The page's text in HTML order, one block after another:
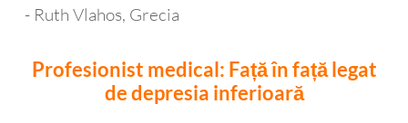
- Ruth Vlahos, Grecia
Profesionist medical: Față în față legat
de depresia inferioară